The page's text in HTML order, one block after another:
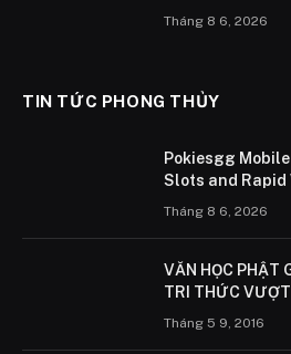
Tháng 8 6, 2026
TIN TỨC PHONG THỦY
Pokiesgg Mobile
Slots and Rapid
Tháng 8 6, 2026
VĂN HỌC PHẬT
TRI THỨC
Tháng 5 9, 2016